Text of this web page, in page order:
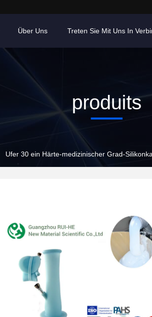
Über Uns Treten Sie Mit Uns In
produits
Ufer 30 ein Härte-medizinischer Grad-